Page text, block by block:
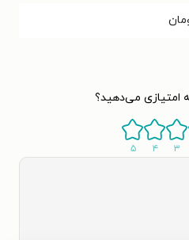
امتیازی می‌دهید؟
۳ ۴ ۵